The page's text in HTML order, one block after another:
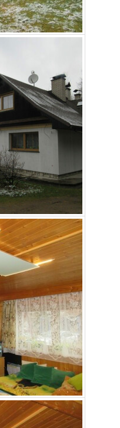
Marketing
Sdílením svých
zájmů a chování
při návštěvě
personalizovaného
obsahu a nabídek.